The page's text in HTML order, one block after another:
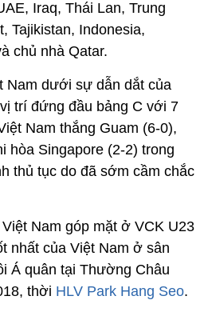
Iraq, Thái Lan, Trung
Tajikistan, Indonesia,
chủ nhà Qatar.
Nam dưới sự dẫn dắt của
trí đứng đầu bảng C với 7
Nam thắng Guam (6-0),
hòa Singapore (2-2) trong
thủ tục do đã sớm cầm chắc
Nam góp mặt ở VCK U23
nhất của Việt Nam ở sân
Á quân tại Thường Châu
thời HLV Park Hang Seo.